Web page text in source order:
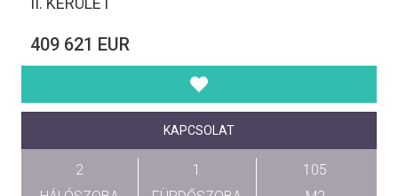
409 621 EUR
KAPCSOLAT
2
1
105